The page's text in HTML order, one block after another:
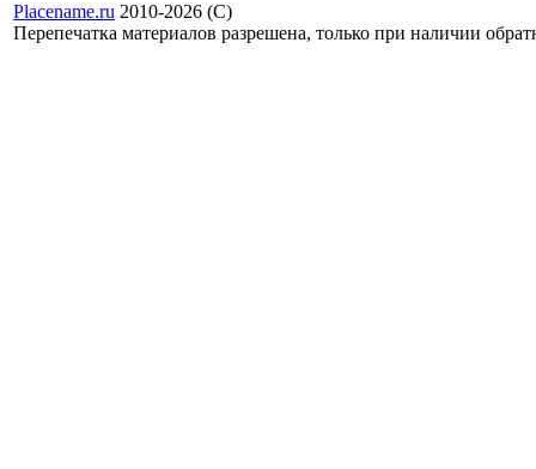
Placename.ru 2010-2026 (С)
Перепечатка материалов разрешена, только при наличии